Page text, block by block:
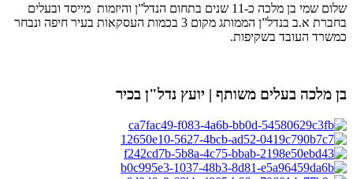
שלום שמי בן מלכה כ-11 שנים בתחום הנדל”ן והיזמות מייסד ובעלים
בחברת א.ב בנדל”ן הממותג מקום 3 בכמות העסקאות בעיר חיפה ונבחר
כמשרד העובד בשקיפות.
בן מלכה בעלים משותף | יועץ נדל"ן בכיר